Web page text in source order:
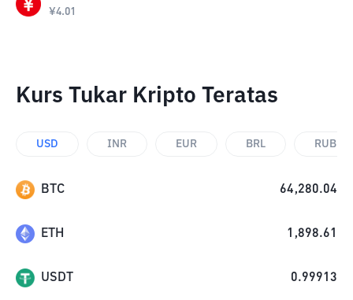
¥4.01
Kurs Tukar Kripto Teratas
USD INR EUR BRL RUB
BTC 64,280.04
ETH 1,898.61
USDT 0.99913